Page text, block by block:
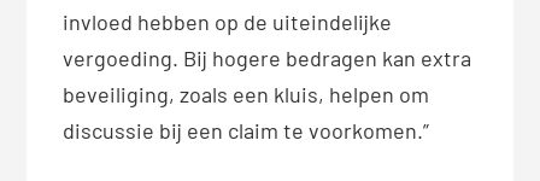
invloed hebben op de uiteindelijke
vergoeding. Bij hogere bedragen kan extra
beveiliging, zoals een kluis, helpen om
discussie bij een claim te voorkomen.”